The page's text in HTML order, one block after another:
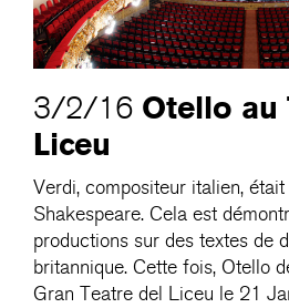
3/2/16 Otello au
Liceu
Verdi, compositeur italien,
Shakespeare. Cela est
productions sur des textes de
britannique. Cette fois, Otello
Gran Teatre del Liceu le 21